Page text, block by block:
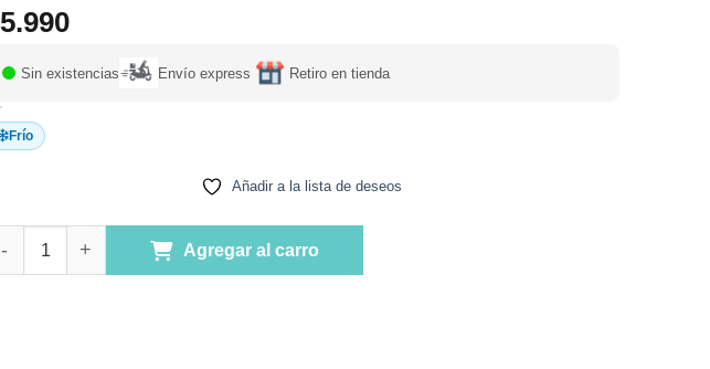
5.990
Sin existencias Envío express Retiro en tienda
Frío
Añadir a la lista de deseos
Agregar al carro